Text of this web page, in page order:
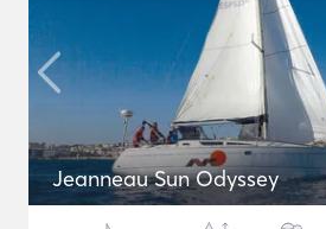
Jeanneau Sun Odyssey